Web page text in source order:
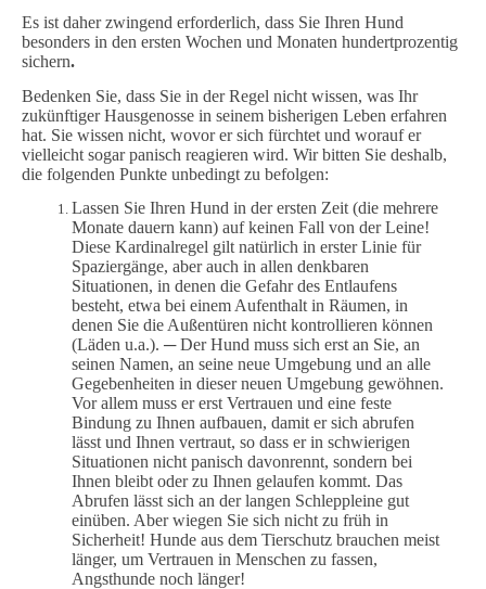
Es ist daher zwingend erforderlich, dass Sie Ihren Hund
besonders in den ersten Wochen und Monaten hundertprozentig
sichern.
Bedenken Sie, dass Sie in der Regel nicht wissen, was Ihr
zukünftiger Hausgenosse in seinem bisherigen Leben erfahren
hat. Sie wissen nicht, wovor er sich fürchtet und worauf er
vielleicht sogar panisch reagieren wird. Wir bitten Sie deshalb,
die folgenden Punkte unbedingt zu befolgen:
Lassen Sie Ihren Hund in der ersten Zeit (die mehrere
Monate dauern kann) auf keinen Fall von der Leine!
Diese Kardinalregel gilt natürlich in erster Linie für
Spaziergänge, aber auch in allen denkbaren
Situationen, in denen die Gefahr des Entlaufens
besteht, etwa bei einem Aufenthalt in Räumen, in
denen Sie die Außentüren nicht kontrollieren können
(Läden u.a.). ─ Der Hund muss sich erst an Sie, an
seinen Namen, an seine neue Umgebung und an alle
Gegebenheiten in dieser neuen Umgebung gewöhnen.
Vor allem muss er erst Vertrauen und eine feste
Bindung zu Ihnen aufbauen, damit er sich abrufen
lässt und Ihnen vertraut, so dass er in schwierigen
Situationen nicht panisch davonrennt, sondern bei
Ihnen bleibt oder zu Ihnen gelaufen kommt. Das
Abrufen lässt sich an der langen Schleppleine gut
einüben. Aber wiegen Sie sich nicht zu früh in
Sicherheit! Hunde aus dem Tierschutz brauchen meist
länger, um Vertrauen in Menschen zu fassen,
Angsthunde noch länger!